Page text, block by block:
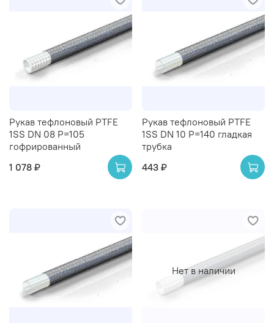
Рукав тефлоновый PTFE
1SS DN 08 P=105
гофрированный
1 078 ₽
Рукав тефлоновый PTFE
1SS DN 10 P=140 гладкая
трубка
443 ₽
Нет в наличии